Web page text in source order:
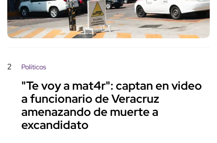
2 Políticos
"Te voy a mat4r": captan en video
a funcionario de Veracruz
amenazando de muerte a
excandidato